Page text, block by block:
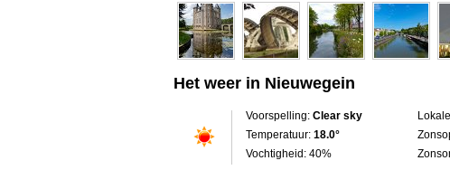
Het weer in Nieuwegein
Voorspelling: Clear sky
Temperatuur: 18.0°
Vochtigheid: 40%